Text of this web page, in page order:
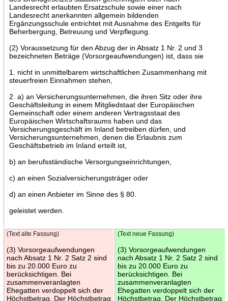
Landesrecht erlaubten Ersatzschule sowie einer nach
Landesrecht anerkannten allgemein bildenden
Ergänzungsschule entrichtet mit Ausnahme des Entgelts für
Beherbergung, Betreuung und Verpflegung.
(2) Voraussetzung für den Abzug der in Absatz 1 Nr. 2 und 3
bezeichneten Beträge (Vorsorgeaufwendungen) ist, dass sie
1. nicht in unmittelbarem wirtschaftlichen Zusammenhang mit
steuerfreien Einnahmen stehen,
2. a) an Versicherungsunternehmen, die ihren Sitz oder ihre
Geschäftsleitung in einem Mitgliedstaat der Europäischen
Gemeinschaft oder einem anderen Vertragsstaat des
Europäischen Wirtschaftsraums haben und das
Versicherungsgeschäft im Inland betreiben dürfen, und
Versicherungsunternehmen, denen die Erlaubnis zum
Geschäftsbetrieb im Inland erteilt ist,
b) an berufsständische Versorgungseinrichtungen,
c) an einen Sozialversicherungsträger oder
d) an einen Anbieter im Sinne des § 80.
geleistet werden.
(Text alte Fassung)
(3) Vorsorgeaufwendungen
nach Absatz 1 Nr. 2 Satz 2 sind
bis zu 20.000 Euro zu
berücksichtigen. Bei
zusammenveranlagten
Ehegatten verdoppelt sich der
Höchstbetrag. Der Höchstbetrag
(Text neue Fassung)
(3) Vorsorgeaufwendungen
nach Absatz 1 Nr. 2 Satz 2 sind
bis zu 20.000 Euro zu
berücksichtigen. Bei
zusammenveranlagten
Ehegatten verdoppelt sich der
Höchstbetrag. Der Höchstbetrag